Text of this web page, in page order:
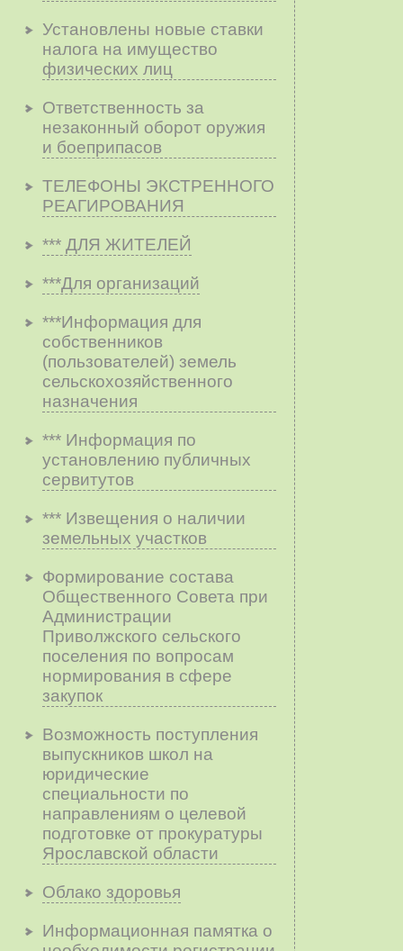
Установлены новые ставки
налога на имущество
физических лиц
Ответственность за
незаконный оборот оружия
и боеприпасов
ТЕЛЕФОНЫ ЭКСТРЕННОГО
РЕАГИРОВАНИЯ
*** ДЛЯ ЖИТЕЛЕЙ
***Для организаций
***Информация для
собственников
(пользователей) земель
сельскохозяйственного
назначения
*** Информация по
установлению публичных
сервитутов
*** Извещения о наличии
земельных участков
Формирование состава
Общественного Совета при
Администрации
Приволжского сельского
поселения по вопросам
нopмиpoвaния в cфepe
зaкyпoк
Возможность поступления
выпускников школ на
юридические
специальности по
направлениям о целевой
подготовке от прокуратуры
Ярославской области
Облако здоровья
Информационная памятка о